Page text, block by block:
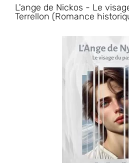
L'ange de Nickos - Le
Terrellon (Romance